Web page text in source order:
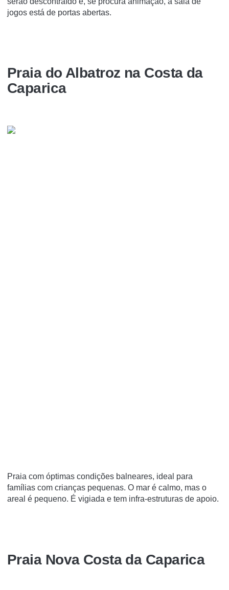
jogos está de portas abertas.
Praia do Albatroz na Costa da
Caparica
Praia com óptimas condições balneares, ideal para
famílias com crianças pequenas. O mar é calmo, mas o
areal é pequeno. É vigiada e tem infra-estruturas de apoio.
Praia Nova Costa da Caparica